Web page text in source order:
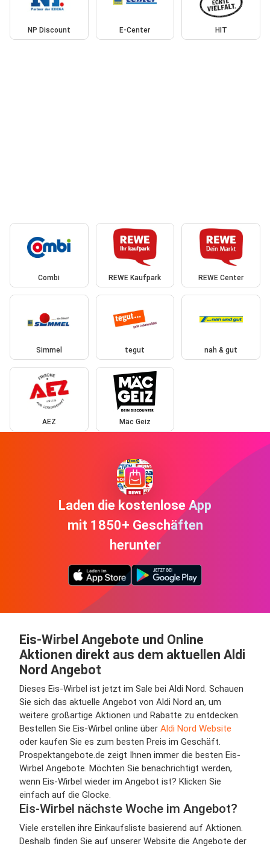
NP Discount E-Center HIT
Combi REWE Kaufpark REWE Center
Simmel tegut nah & gut
AEZ Mäc Geiz
Laden die kostenlose App
mit 1850+ Geschäften
herunter
Eis-Wirbel Angebote und Online
Aktionen direkt aus dem aktuellen Aldi
Nord Angebot
Dieses Eis-Wirbel ist jetzt im Sale bei Aldi Nord. Schauen
Sie sich das aktuelle Angebot von Aldi Nord an, um
weitere großartige Aktionen und Rabatte zu entdecken.
Bestellen Sie Eis-Wirbel online über Aldi Nord Website
oder kaufen Sie es zum besten Preis im Geschäft.
Prospektangebote.de zeigt Ihnen immer die besten Eis-
Wirbel Angebote. Möchten Sie benachrichtigt werden,
wenn Eis-Wirbel wieder im Angebot ist? Klicken Sie
einfach auf die Glocke.
Eis-Wirbel nächste Woche im Angebot?
Viele erstellen ihre Einkaufsliste basierend auf Aktionen.
Deshalb finden Sie auf unserer Website die Angebote der